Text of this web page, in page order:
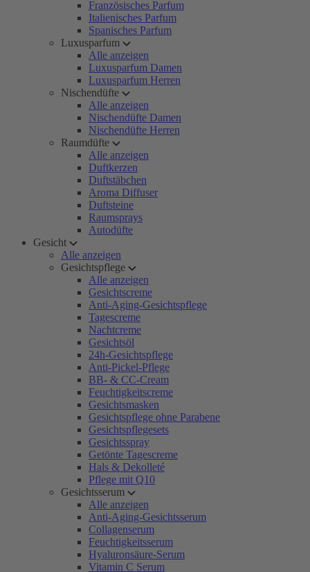
Französisches Parfum
Italienisches Parfum
Spanisches Parfum
Luxusparfum
Alle anzeigen
Luxusparfum Damen
Luxusparfum Herren
Nischendüfte
Alle anzeigen
Nischendüfte Damen
Nischendüfte Herren
Raumdüfte
Alle anzeigen
Duftkerzen
Duftstäbchen
Aroma Diffuser
Duftsteine
Raumsprays
Autodüfte
Gesicht
Alle anzeigen
Gesichtspflege
Alle anzeigen
Gesichtscreme
Anti-Aging-Gesichtspflege
Tagescreme
Nachtcreme
Gesichtsöl
24h-Gesichtspflege
Anti-Pickel-Pflege
BB- & CC-Cream
Feuchtigkeitscreme
Gesichtsmasken
Gesichtspflege ohne Parabene
Gesichtspflegesets
Gesichtsspray
Getönte Tagescreme
Hals & Dekolleté
Pflege mit Q10
Gesichtsserum
Alle anzeigen
Anti-Aging-Gesichtsserum
Collagenserum
Feuchtigkeitsserum
Hyaluronsäure-Serum
Vitamin C Serum